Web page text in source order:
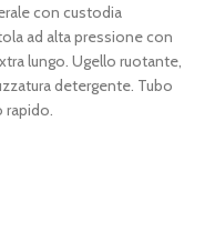
con custodia
ad alta pressione con
lungo. Ugello ruotante,
detergente. Tubo
rapido.